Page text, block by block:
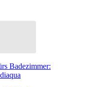
Badezimmer: